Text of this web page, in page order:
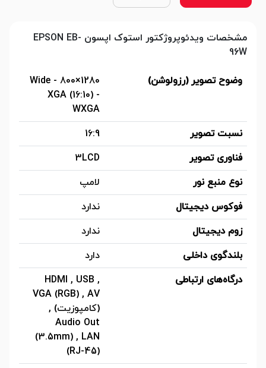
مشخصات ویدئوپروژکتور استوک اپسون EPSON EB-
96W
وضوح تصویر (رزولوشن)
1280×800 - Wide
XGA (16:10) -
WXGA
نسبت تصویر
16:9
فناوری تصویر
3LCD
نوع منبع نور
لامپ
فوکوس دیجیتال
ندارد
زوم دیجیتال
ندارد
بلندگوی داخلی
دارد
درگاه‌های ارتباطی
HDMI , USB ,
VGA (RGB) , AV
(کامپوزیت) ,
Audio Out
(3.5mm) , LAN
(RJ-45)